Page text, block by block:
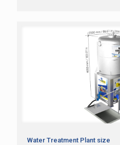
Water Treatment Plant size